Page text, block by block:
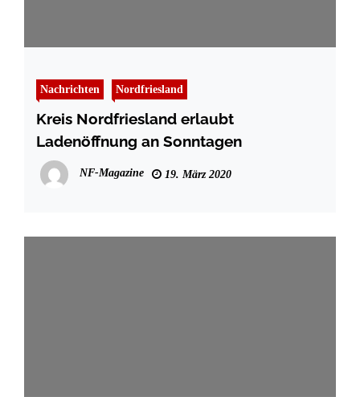
Nachrichten Nordfriesland
Kreis Nordfriesland erlaubt
Ladenöffnung an Sonntagen
NF-Magazine 19. März 2020